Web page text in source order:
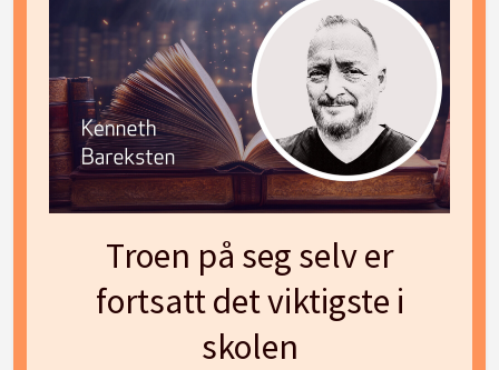
Troen på seg selv er
fortsatt det viktigste i
skolen